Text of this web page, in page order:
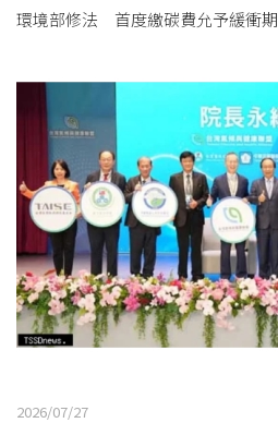
環境部修法 首度繳碳費允予緩衝期
2026/07/27